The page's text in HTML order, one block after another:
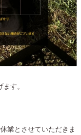
す。
業とさせていただきま